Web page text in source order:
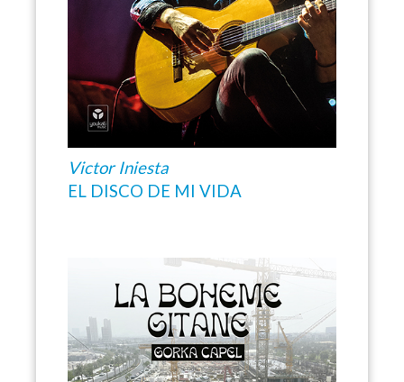
Victor Iniesta
EL DISCO DE MI VIDA